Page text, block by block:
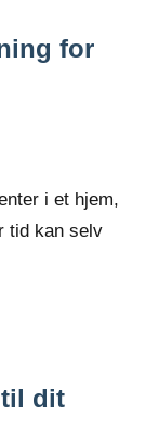
for
i et hjem,
tid kan selv
dit